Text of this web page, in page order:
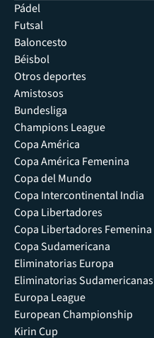
Pádel
Futsal
Baloncesto
Béisbol
Otros deportes
Amistosos
Bundesliga
Champions League
Copa América
Copa América Femenina
Copa del Mundo
Copa Intercontinental India
Copa Libertadores
Copa Libertadores Femenina
Copa Sudamericana
Eliminatorias Europa
Eliminatorias Sudamericanas
Europa League
European Championship
Kirin Cup